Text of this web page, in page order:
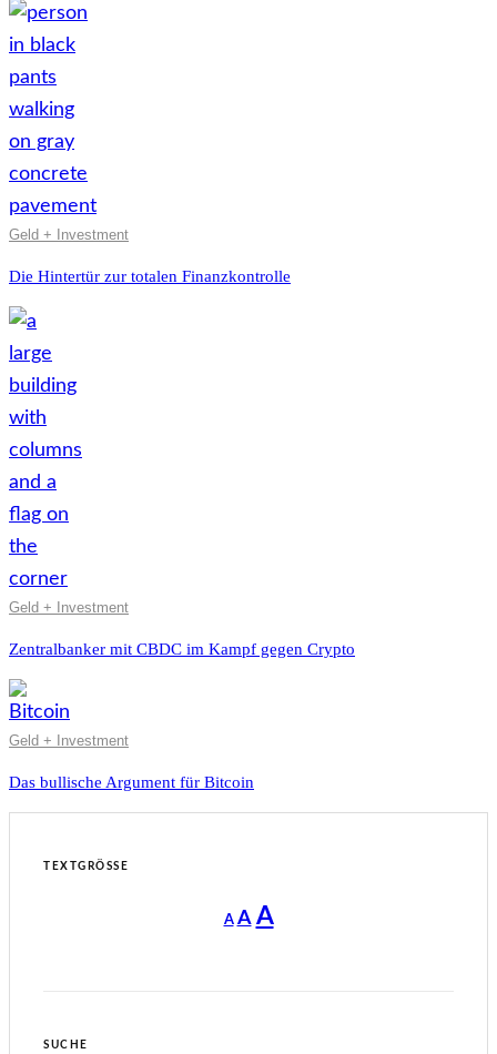
Geld + Investment
Die Hintertür zur totalen Finanzkontrolle
Geld + Investment
Zentralbanker mit CBDC im Kampf gegen Crypto
Geld + Investment
Das bullische Argument für Bitcoin
TEXTGRÖSSE
A
Decrease
font
A Reset
AIncrease
SUCHE